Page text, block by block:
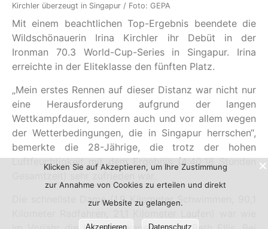
Kirchler überzeugt in Singapur / Foto: GEPA
Mit einem beachtlichen Top-Ergebnis beendete die
Wildschönauerin Irina Kirchler ihr Debüt in der
Ironman 70.3 World-Cup-Series in Singapur. Irina
erreichte in der Eliteklasse den fünften Platz.
„Mein erstes Rennen auf dieser Distanz war nicht nur
eine Herausforderung aufgrund der langen
Wettkampfdauer, sondern auch und vor allem wegen
der Wetterbedingungen, die in Singapur herrschen“,
bemerkte die 28-Jährige, die trotz der hohen
Luftfeuchtigkeit mit dem Ergebnis (4:40:18 Stunden
Gesamtzeit) sehr zufrieden war.
Die schnellste Dame (1,9 Kilometer Schwimmen, 90,1
Klicken Sie auf Akzeptieren, um Ihre Zustimmung
zur Annahme von Cookies zu erteilen und direkt
zur Website zu gelangen.
Akzeptieren Datenschutz